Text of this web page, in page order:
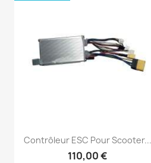
Aperçu rapide
Contrôleur ESC Pour Scooter...
110,00 €